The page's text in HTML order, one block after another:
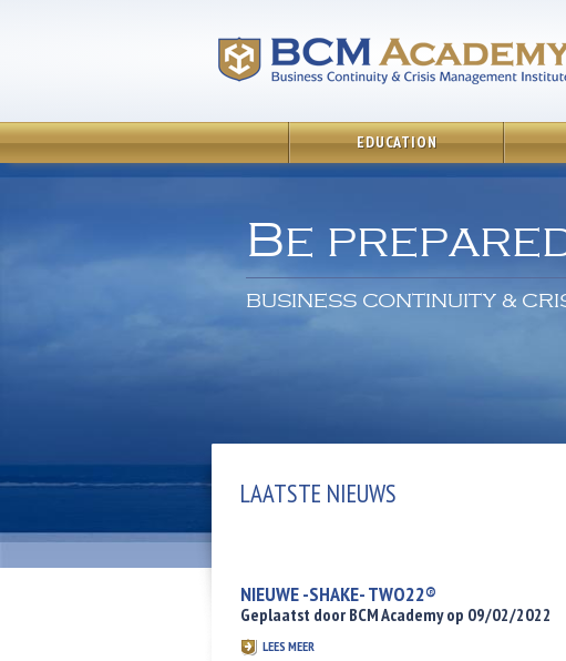
EDUCATION
Be
BUSINESS CONTINUITY &
LAATSTE NIEUWS
NIEUWE -SHAKE- TWO22®
Geplaatst door BCM Academy op 09/02/2022
LEES MEER